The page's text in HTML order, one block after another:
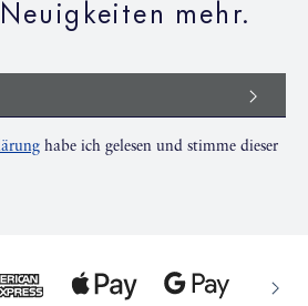
mehr.
habe ich gelesen und stimme dieser